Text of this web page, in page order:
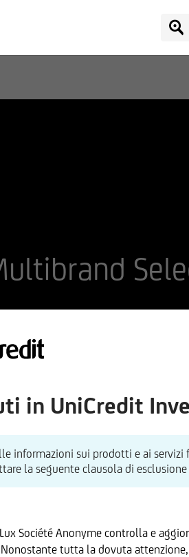
in UniCredit
informazioni sui prodotti e ai
la seguente clausola di
Société Anonyme controlla e
Nonostante tutta la dovuta